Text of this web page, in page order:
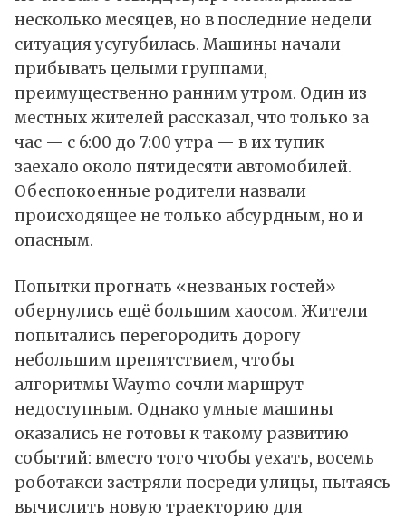
несколько месяцев, но в последние недели
ситуация усугубилась. Машины начали
прибывать целыми группами,
преимущественно ранним утром. Один из
местных жителей рассказал, что только за
час — с 6:00 до 7:00 утра — в их тупик
заехало около пятидесяти автомобилей.
Обеспокоенные родители назвали
происходящее не только абсурдным, но и
опасным.
Попытки прогнать «незваных гостей»
обернулись ещё большим хаосом. Жители
попытались перегородить дорогу
небольшим препятствием, чтобы
алгоритмы Waymo сочли маршрут
недоступным. Однако умные машины
оказались не готовы к такому развитию
событий: вместо того чтобы уехать, восемь
роботакси застряли посреди улицы, пытаясь
вычислить новую траекторию для